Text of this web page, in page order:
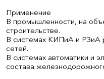
Применение
В промышленности, на
строительстве.
В системах КИПиА и РЗиА
сетей.
В системах автоматики и
состава